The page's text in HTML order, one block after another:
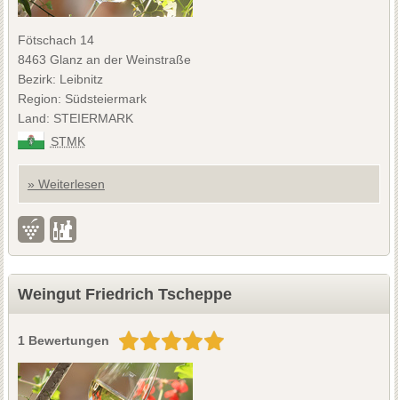
Fötschach 14
8463 Glanz an der Weinstraße
Bezirk: Leibnitz
Region: Südsteiermark
Land: STEIERMARK
STMK
» Weiterlesen
Weingut Friedrich Tscheppe
1 Bewertungen